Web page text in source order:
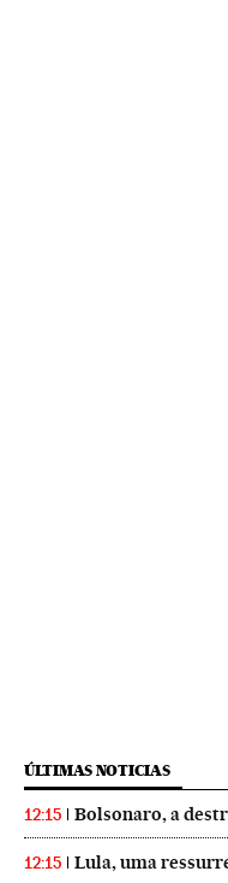
ÚLTIMAS NOTICIAS
12:15 Bolsonaro, a
12:15 Lula, uma